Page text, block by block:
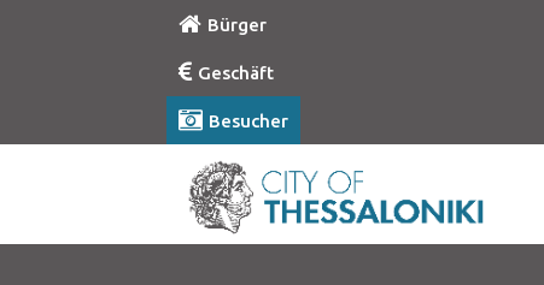
Bürger
Geschäft
Besucher